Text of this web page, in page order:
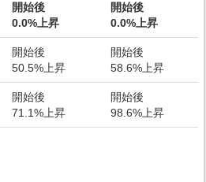
開始後
0.0%上昇
開始後
0.0%上昇
開始後
50.5%上昇
開始後
58.6%上昇
開始後
71.1%上昇
開始後
98.6%上昇